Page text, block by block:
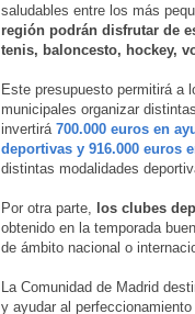
saludables entre los más
región podrán disfrutar de
tenis, baloncesto, hockey,
Este presupuesto permitirá a
municipales organizar
invertirá 700.000 euros en
deportivas y 916.000 euros
distintas modalidades
Por otra parte, los clubes
obtenido en la temporada
de ámbito nacional o
La Comunidad de Madrid
y ayudar al